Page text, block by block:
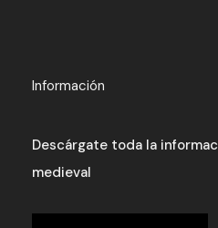
Información
Descárgate toda la
medieval